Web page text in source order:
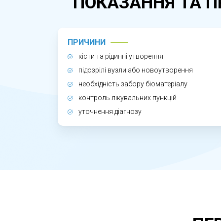
Метод забезпечує високу
мінімізувати ризики, скоротити час
ПРИЧИНИ
кісти та рідинні утворення
підозрілі вузли або новоутворення
необхідність забору біоматеріалу
контроль лікувальних пункцій
уточнення діагнозу